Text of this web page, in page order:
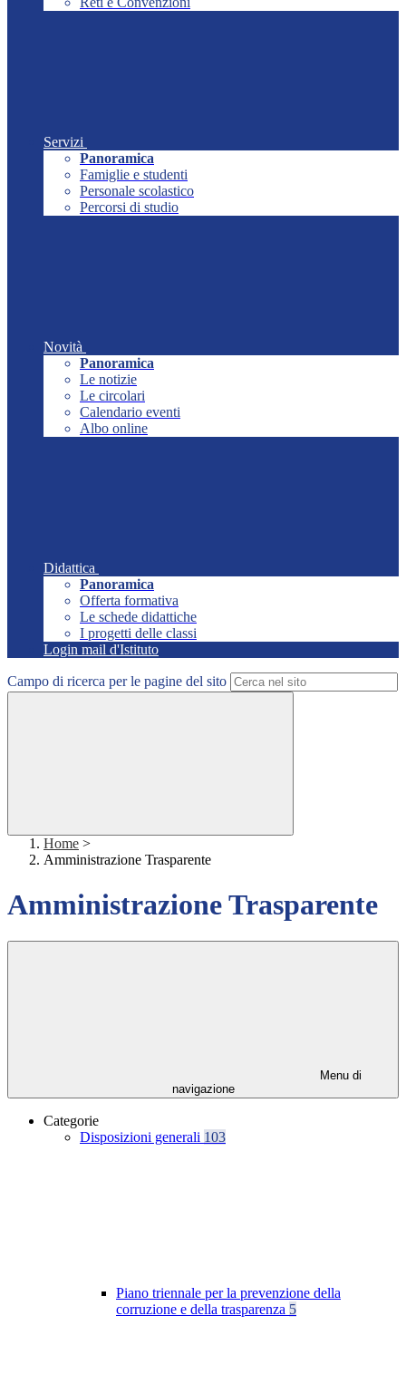
Servizi
Panoramica
Famiglie e studenti
Personale scolastico
Percorsi di studio
Novità
Panoramica
Le notizie
Le circolari
Calendario eventi
Albo online
Didattica
Panoramica
Offerta formativa
Le schede didattiche
I progetti delle classi
Login mail d'Istituto
Campo di ricerca per le pagine del sito
Home >
Amministrazione Trasparente
Amministrazione Trasparente
Menu di
navigazione
Categorie
Disposizioni generali 103
Piano triennale per la prevenzione della
corruzione e della trasparenza 5